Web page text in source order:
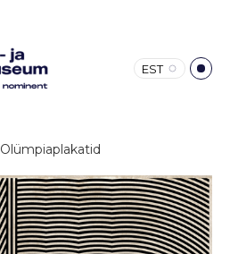
EST
Olümpiaplakatid